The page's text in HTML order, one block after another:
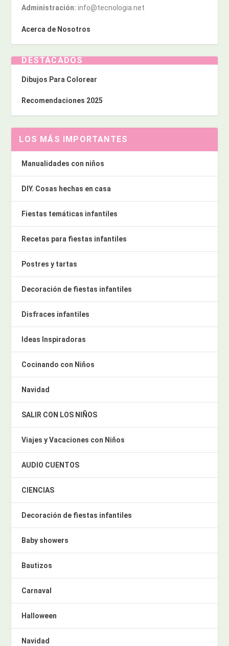
Administración: info@tecnologia.net
Acerca de Nosotros
DESTACADOS
Dibujos Para Colorear
Recomendaciones 2025
LOS MÁS IMPORTANTES
Manualidades con niños
DIY. Cosas hechas en casa
Fiestas temáticas infantiles
Recetas para fiestas infantiles
Postres y tartas
Decoración de fiestas infantiles
Disfraces infantiles
Ideas Inspiradoras
Cocinando con Niños
Navidad
SALIR CON LOS NIÑOS
Viajes y Vacaciones con Niños
AUDIO CUENTOS
CIENCIAS
Decoración de fiestas infantiles
Baby showers
Bautizos
Carnaval
Halloween
Navidad